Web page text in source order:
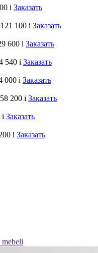
i Заказать
100 i Заказать
600 i Заказать
540 i Заказать
000 i Заказать
200 i Заказать
i Заказать
i Заказать